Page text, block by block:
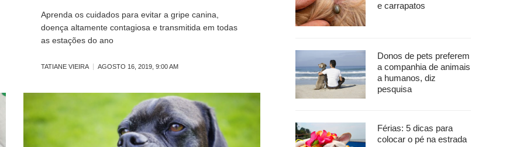
Aprenda os cuidados para evitar a gripe canina,
doença altamente contagiosa e transmitida em todas
as estações do ano
TATIANE VIEIRA AGOSTO 16, 2019, 9:00 AM
e carrapatos
Donos de pets preferem
a companhia de animais
a humanos, diz
pesquisa
Férias: 5 dicas para
colocar o pé na estrada